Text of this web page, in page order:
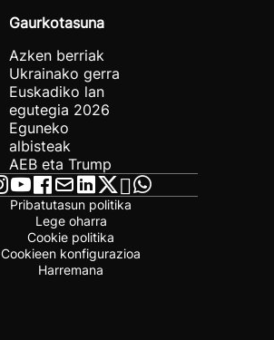
Gaurkotasuna
Azken berriak
Ukrainako gerra
Euskadiko lan
egutegia 2026
Eguneko
albisteak
AEB eta Trump
Pribatutasun politika
Lege oharra
Cookie politika
Cookieen konfigurazioa
Harremana